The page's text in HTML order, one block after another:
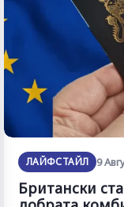
ЛАЙФСТАЙЛ 9
Британски